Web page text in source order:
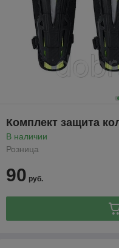
Комплект защита
В наличии
Розница
90 руб.